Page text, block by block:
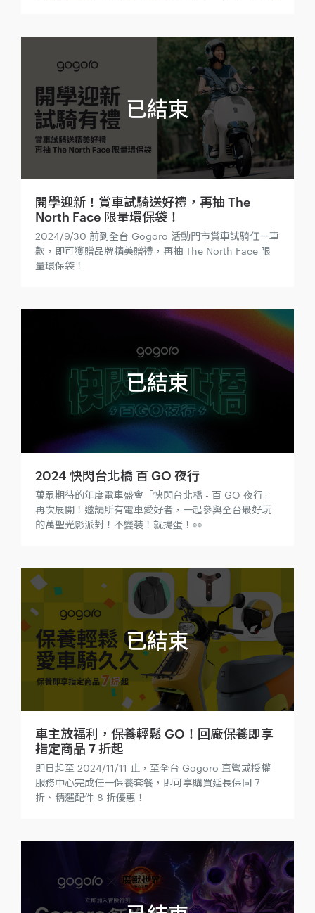
開學迎新！賞車試騎送好禮，再抽 The
North Face 限量環保袋！
2024/9/30 前到全台 Gogoro 活動門市賞車試騎任一車
款，即可獲贈品牌精美贈禮，再抽 The North Face 限
量環保袋！
2024 快閃台北橋 百 GO 夜行
萬眾期待的年度電車盛會「快閃台北橋 - 百 GO 夜行」
再次展開！邀請所有電車愛好者，一起參與全台最好玩
的萬聖光影派對！不變裝！就搗蛋！👀
車主放福利，保養輕鬆 GO！回廠保養即享
指定商品 7 折起
即日起至 2024/11/11 止，至全台 Gogoro 直營或授權
服務中心完成任一保養套餐，即可享購買延長保固 7
折、精選配件 8 折優惠！